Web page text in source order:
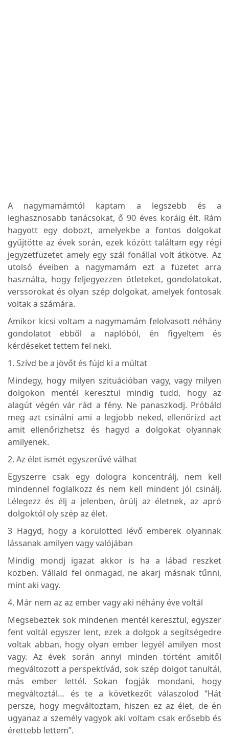
A nagymamámtól kaptam a legszebb és a
leghasznosabb tanácsokat, ő 90 éves koráig élt. Rám
hagyott egy dobozt, amelyekbe a fontos dolgokat
gyűjtötte az évek során, ezek között találtam egy régi
jegyzetfüzetet amely egy szál fonállal volt átkötve. Az
utolsó éveiben a nagymamám ezt a füzetet arra
használta, hogy feljegyezzen ötleteket, gondolatokat,
verssorokat és olyan szép dolgokat, amelyek fontosak
voltak a számára.
Amikor kicsi voltam a nagymamám felolvasott néhány
gondolatot ebből a naplóból, én figyeltem és
kérdéseket tettem fel neki.
1. Szívd be a jövőt és fújd ki a múltat
Mindegy, hogy milyen szituációban vagy, vagy milyen
dolgokon mentél keresztül mindig tudd, hogy az
alagút végén vár rád a fény. Ne panaszkodj. Próbáld
meg azt csinálni ami a legjobb neked, ellenőrizd azt
amit ellenőrizhetsz és hagyd a dolgokat olyannak
amilyenek.
2. Az élet ismét egyszerűvé válhat
Egyszerre csak egy dologra koncentrálj, nem kell
mindennel foglalkozz és nem kell mindent jól csinálj.
Lélegezz és élj a jelenben, örülj az életnek, az apró
dolgoktól oly szép az élet.
3 Hagyd, hogy a körülötted lévő emberek olyannak
lássanak amilyen vagy valójában
Mindig mondj igazat akkor is ha a lábad reszket
közben. Vállald fel önmagad, ne akarj másnak tűnni,
mint aki vagy.
4. Már nem az az ember vagy aki néhány éve voltál
Megsebeztek sok mindenen mentél keresztül, egyszer
fent voltál egyszer lent, ezek a dolgok a segítségedre
voltak abban, hogy olyan ember legyél amilyen most
vagy. Az évek során annyi minden történt amitől
megváltozott a perspektívád, sok szép dolgot tanultál,
más ember lettél. Sokan fogják mondani, hogy
megváltoztál… és te a következőt válaszolod “Hát
persze, hogy megváltoztam, hiszen ez az élet, de én
ugyanaz a személy vagyok aki voltam csak erősebb és
érettebb lettem”.